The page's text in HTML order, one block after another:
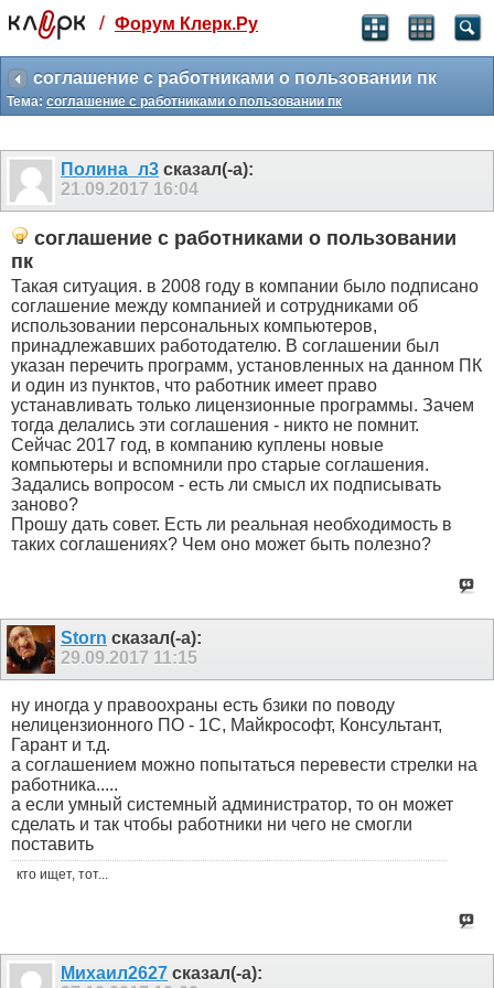
Святые угодники, Клерк без рекламы
прекрасен:)
месяц
3 месяца
259
₽
-10%
499 ₽
-15%
Отмена Оплатить
/ Форум Клерк.Ру
соглашение с работниками о пользовании пк
Тема: соглашение с работниками о пользовании пк
Полина_л3 сказал(-а):
21.09.2017 16:04
соглашение с работниками о пользовании
пк
Такая ситуация. в 2008 году в компании было подписано
соглашение между компанией и сотрудниками об
использовании персональных компьютеров,
принадлежавших работодателю. В соглашении был
указан перечить программ, установленных на данном ПК
и один из пунктов, что работник имеет право
устанавливать только лицензионные программы. Зачем
тогда делались эти соглашения - никто не помнит.
Сейчас 2017 год, в компанию куплены новые
компьютеры и вспомнили про старые соглашения.
Задались вопросом - есть ли смысл их подписывать
заново?
Прошу дать совет. Есть ли реальная необходимость в
таких соглашениях? Чем оно может быть полезно?
Storn сказал(-а):
29.09.2017 11:15
ну иногда у правоохраны есть бзики по поводу
нелицензионного ПО - 1С, Майкрософт, Консультант,
Гарант и т.д.
а соглашением можно попытаться перевести стрелки на
работника.....
а если умный системный администратор, то он может
сделать и так чтобы работники ни чего не смогли
поставить
кто ищет, тот...
Михаил2627 сказал(-а):